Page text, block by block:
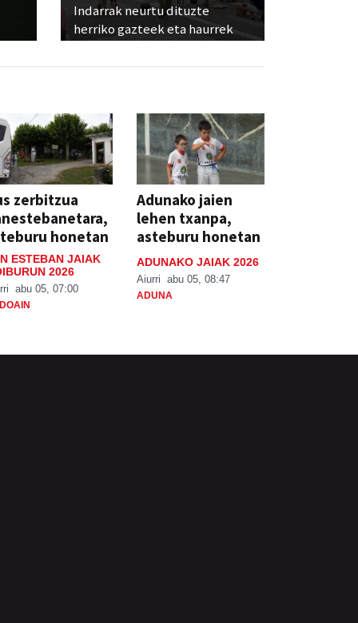
Indarrak neurtu dituzte
herriko gazteek eta haurrek
zerbitzua
honetan
ESTEBAN JAIAK
2026
abu 05, 07:00
Adunako jaien
lehen txanpa,
asteburu honetan
ADUNAKO JAIAK 2026
Aiurri abu 05, 08:47
ADUNA